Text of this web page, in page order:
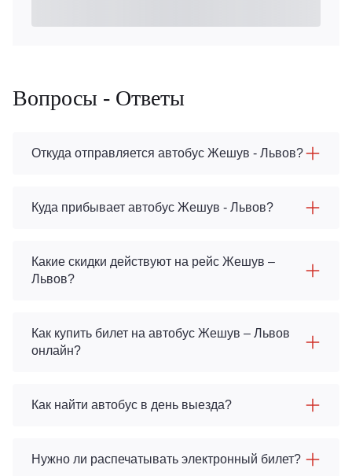
Вопросы - Ответы
Откуда отправляется автобус Жешув - Львов?
Куда прибывает автобус Жешув - Львов?
Какие скидки действуют на рейс Жешув –
Львов?
Как купить билет на автобус Жешув – Львов
онлайн?
Как найти автобус в день выезда?
Нужно ли распечатывать электронный билет?